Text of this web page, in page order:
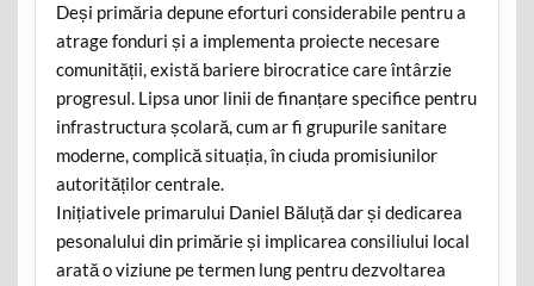
Deși primăria depune eforturi considerabile pentru a
atrage fonduri și a implementa proiecte necesare
comunității, există bariere birocratice care întârzie
progresul. Lipsa unor linii de finanțare specifice pentru
infrastructura școlară, cum ar fi grupurile sanitare
moderne, complică situația, în ciuda promisiunilor
autorităților centrale.
Inițiativele primarului Daniel Băluță dar și dedicarea
pesonalului din primărie și implicarea consiliului local
arată o viziune pe termen lung pentru dezvoltarea